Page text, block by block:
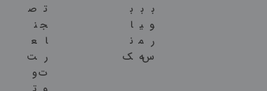
ب
و
ر
س
ب
ی
م
ه
ب
ا
ن
ک
ت
ج
ا
ر
ت
ص
ن
ع
ت
و